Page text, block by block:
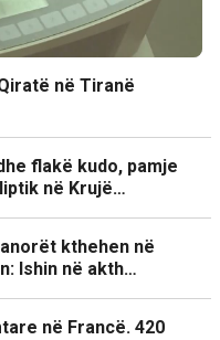
në Tiranë
flakë kudo, pamje
në Krujë…
kthehen në
Ishin në akth…
në Francë. 420